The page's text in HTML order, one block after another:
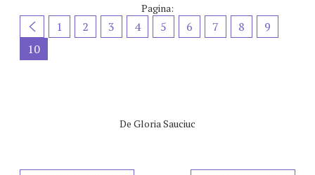
Pagina:
1 2 3 4 5 6 7 8
9
10
De Gloria Sauciuc